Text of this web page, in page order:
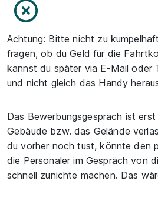
Achtung: Bitte nicht zu
fragen, ob du Geld für die
kannst du später via E-Mail oder
und nicht gleich das Handy
Das Bewerbungsgespräch ist
Gebäude bzw. das Gelände
du vorher noch tust, könnte den
die Personaler im Gespräch von
schnell zunichte machen. Das